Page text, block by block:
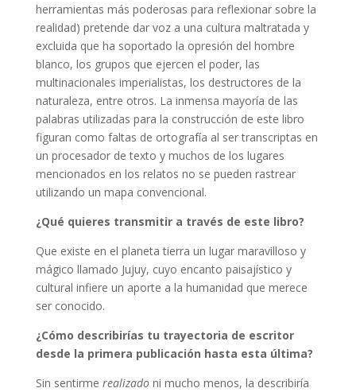
herramientas más poderosas para reflexionar sobre la
realidad) pretende dar voz a una cultura maltratada y
excluida que ha soportado la opresión del hombre
blanco, los grupos que ejercen el poder, las
multinacionales imperialistas, los destructores de la
naturaleza, entre otros. La inmensa mayoría de las
palabras utilizadas para la construcción de este libro
figuran como faltas de ortografía al ser transcriptas en
un procesador de texto y muchos de los lugares
mencionados en los relatos no se pueden rastrear
utilizando un mapa convencional.
¿Qué quieres transmitir a través de este libro?
Que existe en el planeta tierra un lugar maravilloso y
mágico llamado Jujuy, cuyo encanto paisajístico y
cultural infiere un aporte a la humanidad que merece
ser conocido.
¿Cómo describirías tu trayectoria de escritor
desde la primera publicación hasta esta última?
Sin sentirme realizado ni mucho menos, la describiría